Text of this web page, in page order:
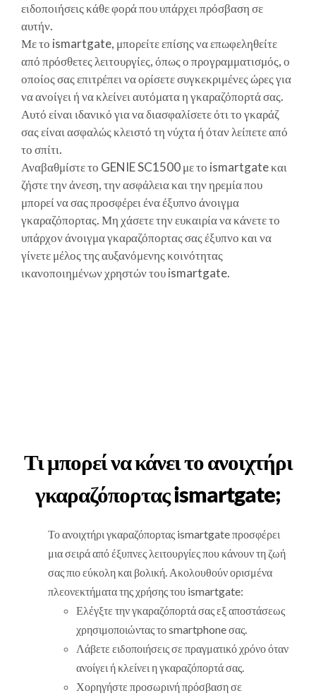
ειδοποιήσεις κάθε φορά που υπάρχει πρόσβαση σε
αυτήν.
Με το ismartgate, μπορείτε επίσης να επωφεληθείτε
από πρόσθετες λειτουργίες, όπως ο προγραμματισμός, ο
οποίος σας επιτρέπει να ορίσετε συγκεκριμένες ώρες για
να ανοίγει ή να κλείνει αυτόματα η γκαραζόπορτά σας.
Αυτό είναι ιδανικό για να διασφαλίσετε ότι το γκαράζ
σας είναι ασφαλώς κλειστό τη νύχτα ή όταν λείπετε από
το σπίτι.
Αναβαθμίστε το GENIE SC1500 με το ismartgate και
ζήστε την άνεση, την ασφάλεια και την ηρεμία που
μπορεί να σας προσφέρει ένα έξυπνο άνοιγμα
γκαραζόπορτας. Μη χάσετε την ευκαιρία να κάνετε το
υπάρχον άνοιγμα γκαραζόπορτας σας έξυπνο και να
γίνετε μέλος της αυξανόμενης κοινότητας
ικανοποιημένων χρηστών του ismartgate.
Τι μπορεί να κάνει το ανοιχτήρι
γκαραζόπορτας ismartgate;
Το ανοιχτήρι γκαραζόπορτας ismartgate προσφέρει
μια σειρά από έξυπνες λειτουργίες που κάνουν τη ζωή
σας πιο εύκολη και βολική. Ακολουθούν ορισμένα
πλεονεκτήματα της χρήσης του ismartgate:
Ελέγξτε την γκαραζόπορτά σας εξ αποστάσεως
χρησιμοποιώντας το smartphone σας.
Λάβετε ειδοποιήσεις σε πραγματικό χρόνο όταν
ανοίγει ή κλείνει η γκαραζόπορτά σας.
Χορηγήστε προσωρινή πρόσβαση σε